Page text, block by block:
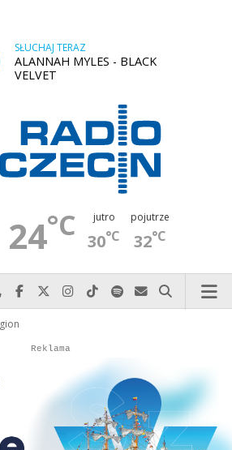
SŁUCHAJ TERAZ
ALANNAH MYLES - BLACK
VELVET
24°C jutro
30°C
pojutrze
32°C
Najlepiej po prostu do nas zadzwoń
Odwiedź nas na Facebook-u
Odwiedź nas na X
Odwiedź nas na Instagram-ie
Odwiedź nas na TikTok-u
Szukaj nas na Spotify
Wyślij do nas
Szukaj
Autopromocja
Reklama